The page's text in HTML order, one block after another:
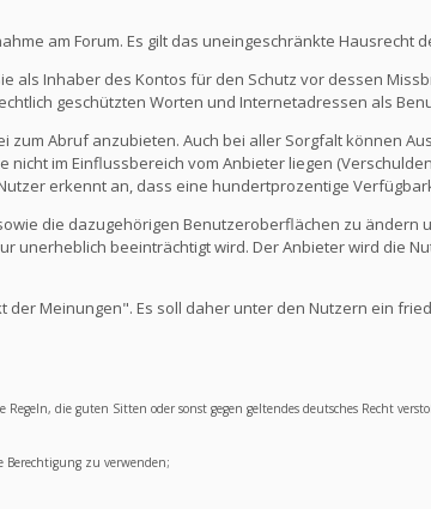
am Forum. Es gilt das uneingeschränkte Hausrecht
als Inhaber des Kontos für den Schutz vor dessen
geschützten Worten und Internetadressen als
Abruf anzubieten. Auch bei aller Sorgfalt können
im Einflussbereich vom Anbieter liegen
erkennt an, dass eine hundertprozentige
die dazugehörigen Benutzeroberflächen zu ändern
unerheblich beeinträchtigt wird. Der Anbieter wird die
Meinungen". Es soll daher unter den Nutzern ein
die guten Sitten oder sonst gegen geltendes deutsches Recht
Berechtigung zu verwenden;